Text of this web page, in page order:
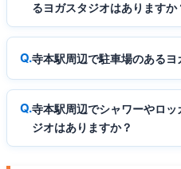
るヨガスタジオはありますか
寺本駅周辺で駐車場のある
寺本駅周辺でシャワーやロ
ジオはありますか？